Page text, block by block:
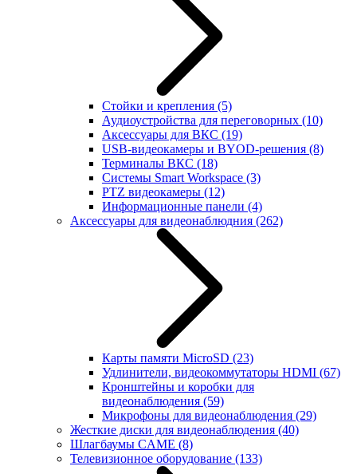
Стойки и крепления (5)
Аудиоустройства для переговорных (10)
Аксессуары для ВКС (19)
USB-видеокамеры и BYOD-решения (8)
Терминалы ВКС (18)
Системы Smart Workspace (3)
PTZ видеокамеры (12)
Информационные панели (4)
Аксессуары для видеонаблюдния (262)
Карты памяти MicroSD (23)
Удлинители, видеокоммутаторы HDMI (67)
Кронштейны и коробки для
видеонаблюдения (59)
Микрофоны для видеонаблюдения (29)
Жесткие диски для видеонаблюдения (40)
Шлагбаумы CAME (8)
Телевизионное оборудование (133)